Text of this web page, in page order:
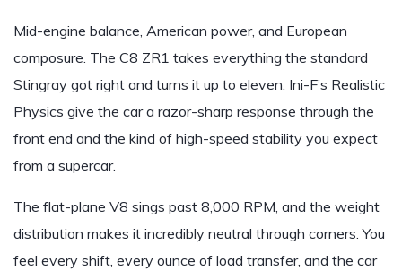
Mid-engine balance, American power, and European
composure. The C8 ZR1 takes everything the standard
Stingray got right and turns it up to eleven. Ini-F’s Realistic
Physics give the car a razor-sharp response through the
front end and the kind of high-speed stability you expect
from a supercar.
The flat-plane V8 sings past 8,000 RPM, and the weight
distribution makes it incredibly neutral through corners. You
feel every shift, every ounce of load transfer, and the car